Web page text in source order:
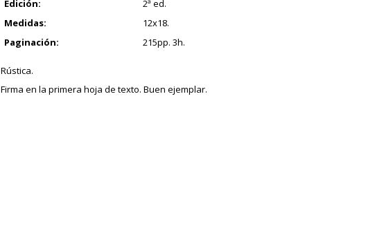
Edición:
2ª ed.
Medidas:
12x18.
Paginación:
215pp. 3h.
Rústica.
Firma en la primera hoja de texto. Buen ejemplar.